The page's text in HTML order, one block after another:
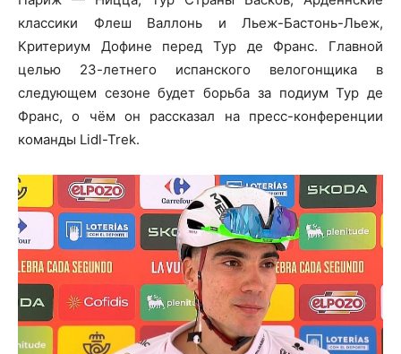
классики Флеш Валлонь и Льеж-Бастонь-Льеж,
Критериум Дофине перед Тур де Франс. Главной
целью 23-летнего испанского велогонщика в
следующем сезоне будет борьба за подиум Тур де
Франс, о чём он рассказал на пресс-конференции
команды Lidl-Trek.